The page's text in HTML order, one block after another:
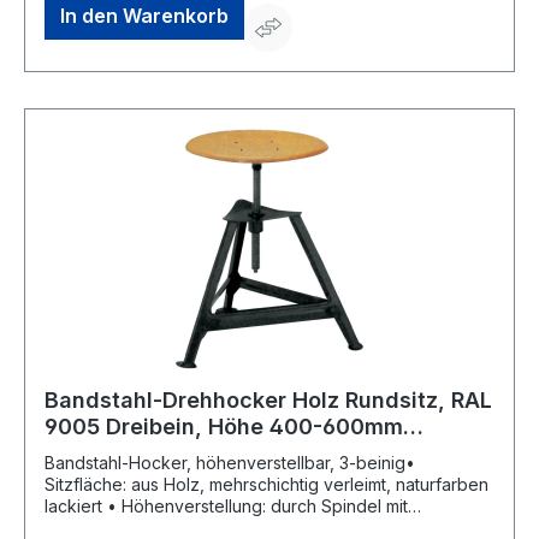
In den Warenkorb
Bandstahl-Drehhocker Holz Rundsitz, RAL
9005 Dreibein, Höhe 400-600mm
Sitzfläche D 350 mm
Bandstahl-Hocker, höhenverstellbar, 3-beinig•
Sitzfläche: aus Holz, mehrschichtig verleimt, naturfarben
lackiert • Höhenverstellung: durch Spindel mit